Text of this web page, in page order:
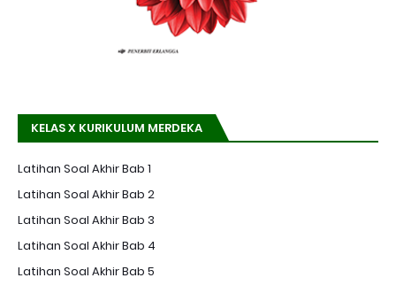
KELAS X KURIKULUM MERDEKA
Latihan Soal Akhir Bab 1
Latihan Soal Akhir Bab 2
Latihan Soal Akhir Bab 3
Latihan Soal Akhir Bab 4
Latihan Soal Akhir Bab 5